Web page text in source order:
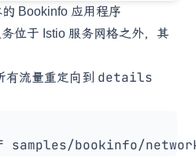
Bookinfo 应用程序
位于 Istio 服务网格之外，其
有流量重定向到 details